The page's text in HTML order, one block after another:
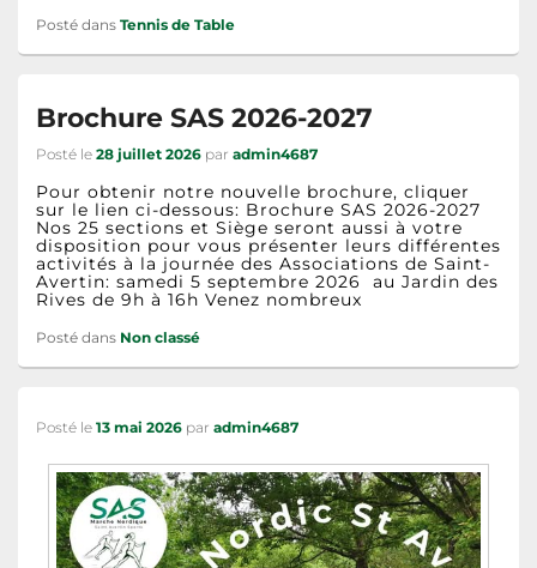
Posté dans Tennis de Table
Brochure SAS 2026-2027
Posté le 28 juillet 2026 par admin4687
Pour obtenir notre nouvelle brochure, cliquer
sur le lien ci-dessous: Brochure SAS 2026-2027
Nos 25 sections et Siège seront aussi à votre
disposition pour vous présenter leurs différentes
activités à la journée des Associations de Saint-
Avertin: samedi 5 septembre 2026 au Jardin des
Rives de 9h à 16h Venez nombreux
Posté dans Non classé
Posté le 13 mai 2026 par admin4687